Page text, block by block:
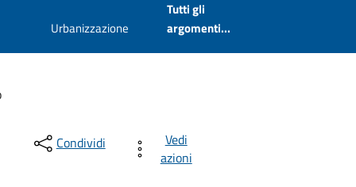
Urbanizzazione
Tutti gli
argomenti...
Condividi
Vedi
azioni